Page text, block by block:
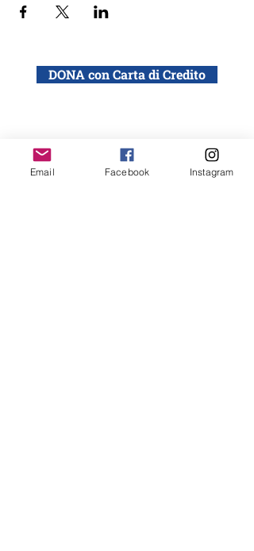
DONA con Carta di Credito
IBAN: IT50 Q010 0501 6060 0000 0140 015
Email Facebook Instagram